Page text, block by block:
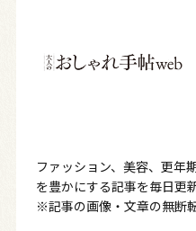
ファッション、美容、更年
を豊かにする記事を毎日更
※記事の画像・文章の無断